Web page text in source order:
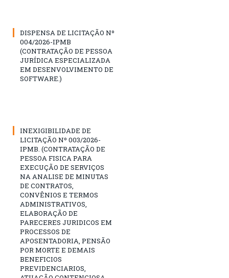
DISPENSA DE LICITAÇÃO Nº
004/2026-IPMB
(CONTRATAÇÃO DE PESSOA
JURÍDICA ESPECIALIZADA
EM DESENVOLVIMENTO DE
SOFTWARE.)
INEXIGIBILIDADE DE
LICITAÇÃO Nº 003/2026-
IPMB. (CONTRATAÇÃO DE
PESSOA FISICA PARA
EXECUÇÃO DE SERVIÇOS
NA ANALISE DE MINUTAS
DE CONTRATOS,
CONVÊNIOS E TERMOS
ADMINISTRATIVOS,
ELABORAÇÃO DE
PARECERES JURIDICOS EM
PROCESSOS DE
APOSENTADORIA, PENSÃO
POR MORTE E DEMAIS
BENEFICIOS
PREVIDENCIARIOS,